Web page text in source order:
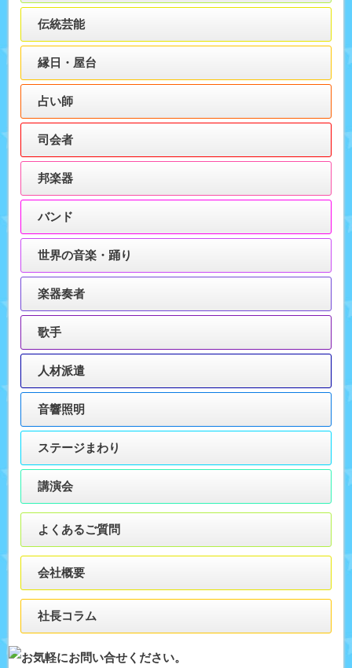
伝統芸能
縁日・屋台
占い師
司会者
邦楽器
バンド
世界の音楽・踊り
楽器奏者
歌手
人材派遣
音響照明
ステージまわり
講演会
よくあるご質問
会社概要
社長コラム